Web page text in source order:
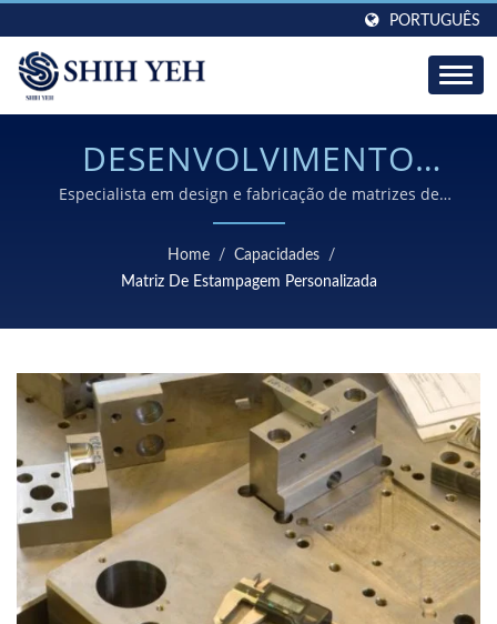
PORTUGUÊS
DESENVOLVIMENTO
ABRANGENTE DE
FERRAMENTAS E
MATRIZES PARA
ESTAMPAGEM DE METAL
DE PRECISÃO
Especialista em design e fabricação de matrizes de
estampagem internas com décadas de experiência
comprovada nos setores automotivo, médico e
industrial
Home / Capacidades
/
Matriz De Estampagem Personalizada